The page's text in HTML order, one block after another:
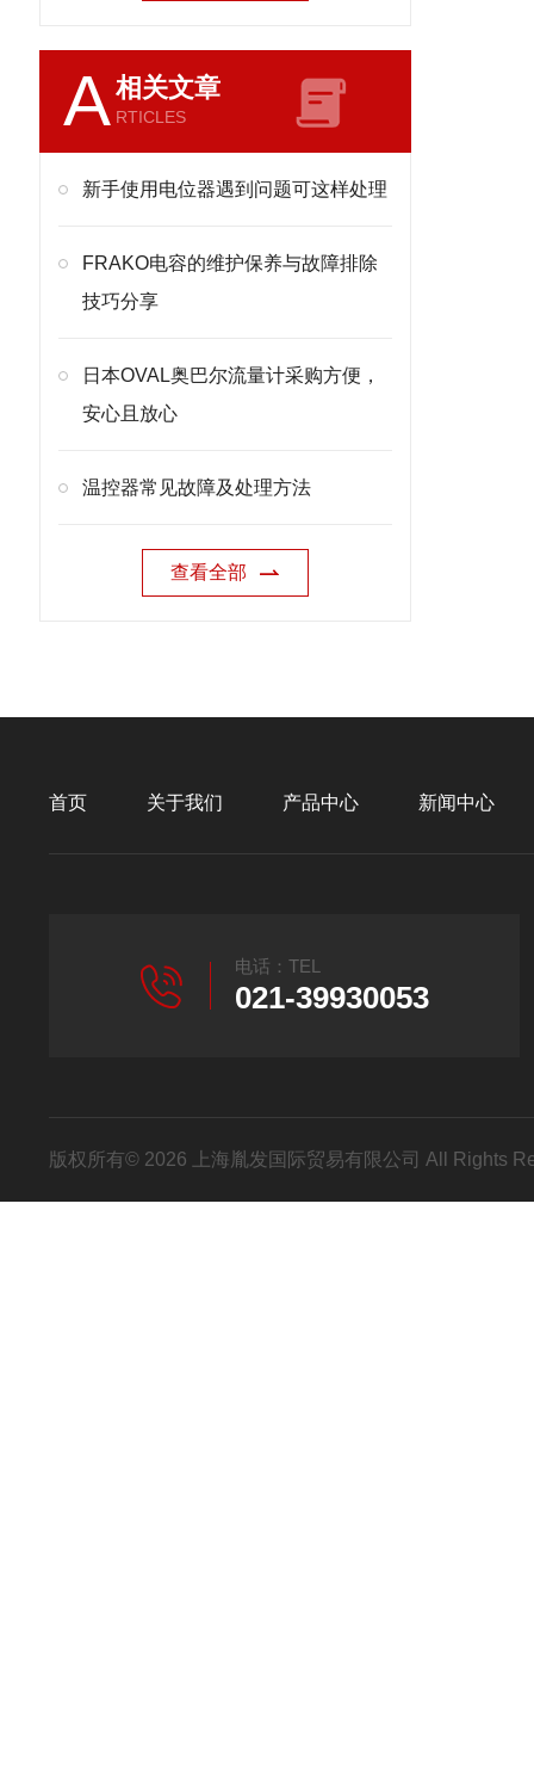
A相关文章
RTICLES
新手使用电位器遇到问题可这样处理
FRAKO电容的维护保养与故障排除
技巧分享
日本OVAL奥巴尔流量计采购方便，
安心且放心
温控器常见故障及处理方法
查看全部
首页 关于我们 产品中心 新闻中心
电话：TEL
021-39930053
版权所有© 2026 上海胤发国际贸易有限公司 All Rights